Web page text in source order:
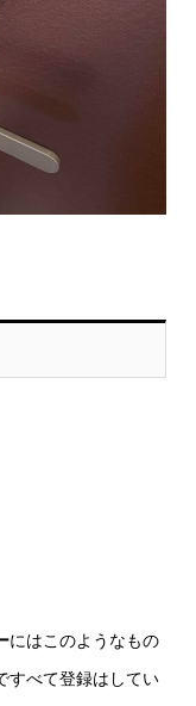
にはこのようなもの
すべて登録はしてい